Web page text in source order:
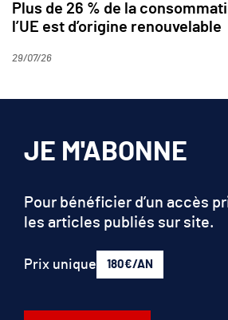
Plus de 26 % de la
l’UE est d’origine renouvelable
29/07/26
JE M'ABONNE
Pour bénéficier d’un accès
les articles publiés sur site.
Prix unique 180€/AN